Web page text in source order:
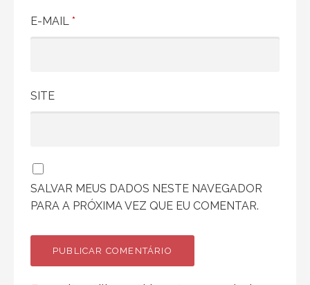
E-MAIL *
SITE
SALVAR MEUS DADOS NESTE NAVEGADOR
PARA A PRÓXIMA VEZ QUE EU COMENTAR.